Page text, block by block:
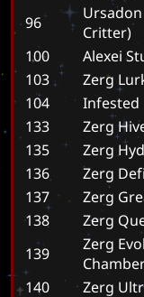
96
Critter)
100
Alexei
103
Zerg
104
Infested
133
Zerg
135
Zerg
136
Zerg
137
Zerg
138
Zerg
139
Zerg
140
Zerg